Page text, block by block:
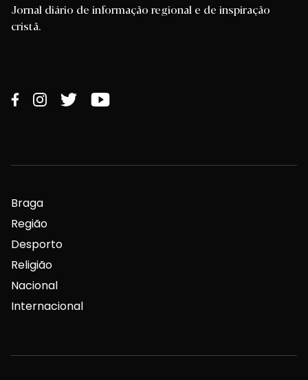
Jornal diário de informação regional e de inspiração
cristã.
Braga
Região
Desporto
Religião
Nacional
Internacional